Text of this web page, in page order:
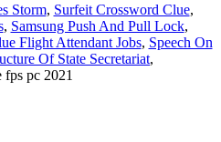
Storm, Surfeit Crossword Clue,
, Samsung Push And Pull Lock,
Flight Attendant Jobs, Speech On
Of State Secretariat,
fps pc 2021